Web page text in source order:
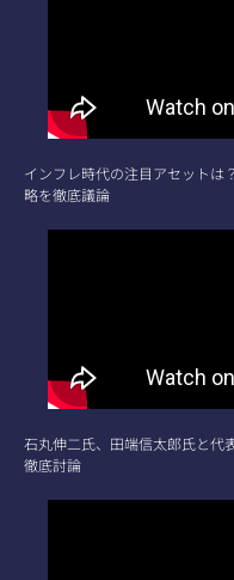
インフレ時代の注目アセット
略を徹底議論
石丸伸二氏、田端信太郎氏と代
徹底討論